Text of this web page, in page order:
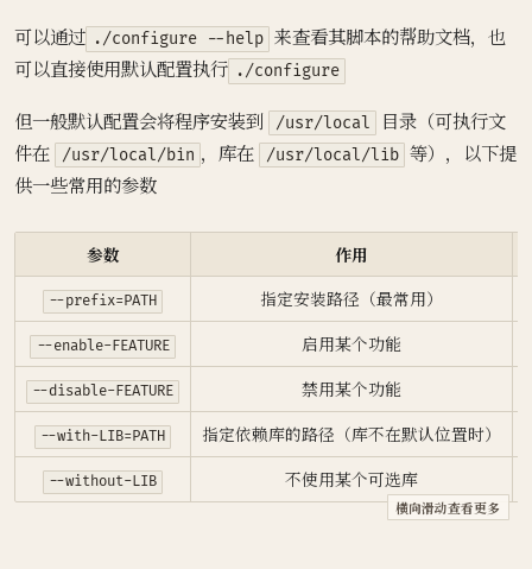
可以通过 ./configure --help ​ 来查看其脚本的帮助文档，也
可以直接使用默认配置执行 ./configure
但一般默认配置会将程序安装到 /usr/local
​ 目录（可执行文
件在
/usr/local/bin ​，库在 /usr/local/lib 等），以下提
供一些常用的参数
参数 作用
--prefix=PATH 指定安装路径（最常用）
--enable-FEATURE 启用某个功能
--disable-FEATURE 禁用某个功能
--with-LIB=PATH 指定依赖库的路径（库不在默认位置时）
--without-LIB 不使用某个可选库